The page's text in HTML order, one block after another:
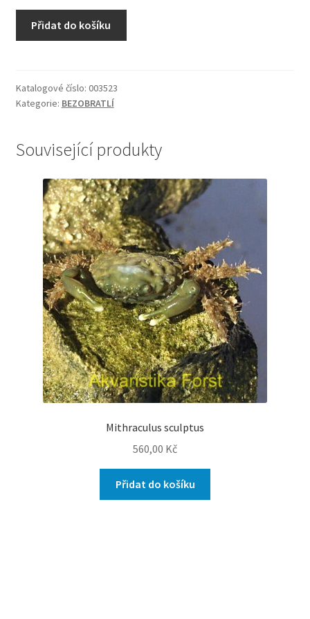
množství
Přidat do košíku
Katalogové číslo: 003523
Kategorie: BEZOBRATLÍ
Související produkty
Mithraculus sculptus
560,00 Kč
Přidat do košíku